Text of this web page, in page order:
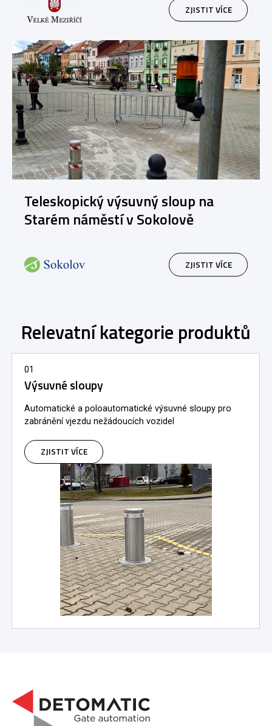
ZJISTIT VÍCE
Teleskopický výsuvný sloup na
Starém náměstí v Sokolově
ZJISTIT VÍCE
Relevatní kategorie produktů
01
Výsuvné sloupy
Automatické a poloautomatické výsuvné sloupy pro
zabránění vjezdu nežádoucích vozidel
ZJISTIT VÍCE